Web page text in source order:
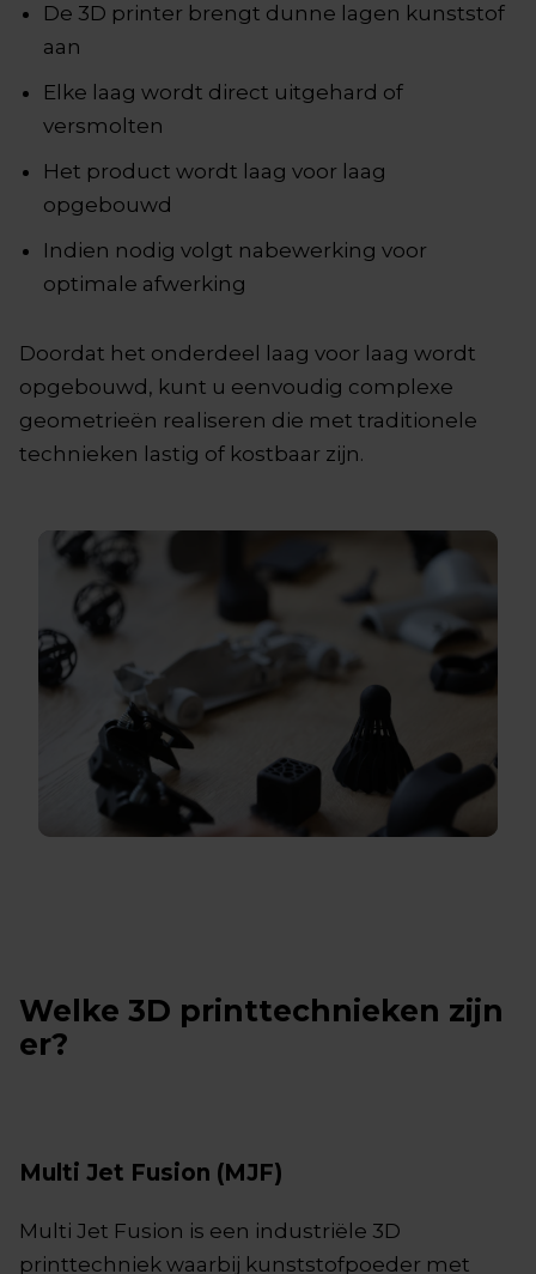
De 3D printer brengt dunne lagen kunststof
aan
Elke laag wordt direct uitgehard of
versmolten
Het product wordt laag voor laag
opgebouwd
Indien nodig volgt nabewerking voor
optimale afwerking
Doordat het onderdeel laag voor laag wordt
opgebouwd, kunt u eenvoudig complexe
geometrieën realiseren die met traditionele
technieken lastig of kostbaar zijn.
Welke 3D printtechnieken zijn
er?
Multi Jet Fusion (MJF)
Multi Jet Fusion is een industriële 3D
printtechniek waarbij kunststofpoeder met